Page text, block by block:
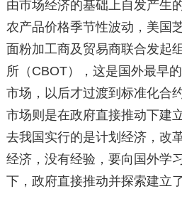
由市场经济的基础上自发产生
农产品价格季节性波动，美国
面粉加工商及贸易商联合发起
所（CBOT），这是国外最早
市场，以后才过渡到标准化合
市场则是在政府直接推动下建
去我国实行的是计划经济，改
经济，没有经验，要向国外学
下，政府直接推动并探索建立